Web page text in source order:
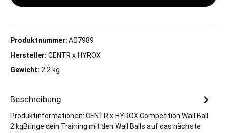
Produktnummer: A07989
Hersteller: CENTR x HYROX
Gewicht: 2.2 kg
Beschreibung
Produktinformationen: CENTR x HYROX Competition Wall Ball
2 kgBringe dein Training mit den Wall Balls auf das nächste